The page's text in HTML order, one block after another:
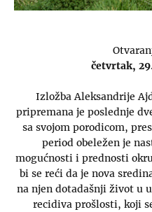
četvrtak,
Izložba Aleksandrije
pripremana je poslednje
sa svojom porodicom,
period obeležen je
mogućnosti i prednosti
bi se reći da je nova
na njen dotadašnji život u
recidiva prošlosti, koji